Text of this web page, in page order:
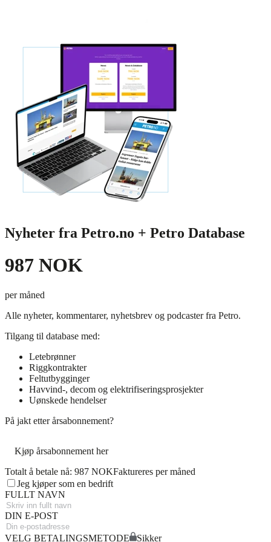
Nyheter fra Petro.no + Petro Database
987 NOK
per måned
Alle nyheter, kommentarer, nyhetsbrev og podcaster fra Petro.
Tilgang til database med:
Letebrønner
Riggkontrakter
Feltutbygginger
Havvind-, decom og elektrifiseringsprosjekter
Uønskede hendelser
På jakt etter årsabonnement?
Kjøp årsabonnement her
Totalt å betale nå: 987 NOKFaktureres per måned
Jeg kjøper som en bedrift
FULLT NAVN
DIN E-POST
VELG BETALINGSMETODE Sikker